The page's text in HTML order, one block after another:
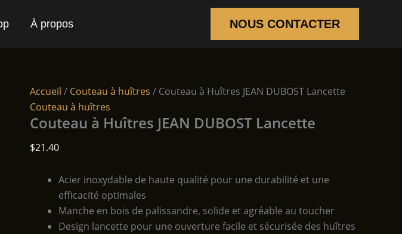
À propos NOUS CONTACTER
Accueil / Couteau à huîtres / Couteau à Huîtres JEAN DUBOST Lancette
Couteau à huîtres
Couteau à Huîtres JEAN DUBOST Lancette
$21.40
Acier inoxydable de haute qualité pour une durabilité et une
efficacité optimales
Manche en bois de palissandre, solide et agréable au toucher
Design lancette pour une ouverture facile et sécurisée des huîtres